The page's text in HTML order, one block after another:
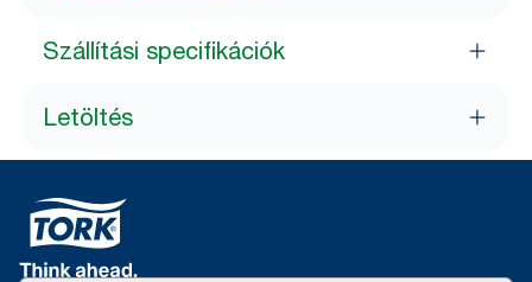
Szállítási specifikációk
Letöltés